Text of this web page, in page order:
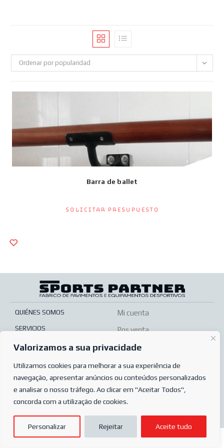
Valorizamos a sua privacidade
Utilizamos cookies para melhorar a sua experiência de
navegação, apresentar anúncios ou conteúdos personalizados
e analisar o nosso tráfego. Ao clicar em "Aceitar Todos",
concorda com a utilização de cookies.
Personalizar Rejeitar Aceite tudo
Ordenar por popularidad
Barra de ballet
Solicitar presupuesto
QUIÉNES SOMOS
SERVICIOS
TIENDA ONLINE
POLÍTICA DE PRIVACIDAD
Mi cuenta
Pos venta
Condiciones de venta
Condiciones de pedido
Complaints book
© 2023Sports Partner